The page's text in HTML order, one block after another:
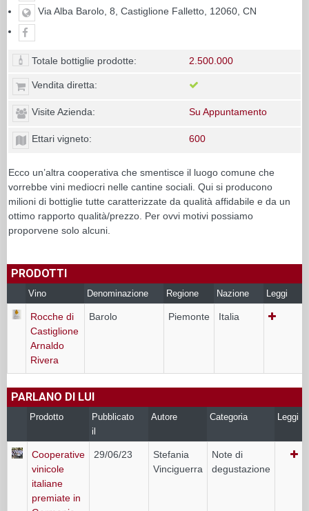
Via Alba Barolo, 8, Castiglione Falletto, 12060, CN
Totale bottiglie prodotte: 2.500.000
Vendita diretta:
Visite Azienda: Su Appuntamento
Ettari vigneto: 600
Ecco un’altra cooperativa che smentisce il luogo comune che
vorrebbe vini mediocri nelle cantine sociali. Qui si producono
milioni di bottiglie tutte caratterizzate da qualità affidabile e da un
ottimo rapporto qualità/prezzo. Per ovvi motivi possiamo
proporvene solo alcuni.
PRODOTTI
Vino Denominazione Regione Nazione Leggi
Rocche di
Castiglione
Arnaldo
Rivera
Barolo Piemonte Italia
PARLANO DI LUI
Prodotto
Pubblicato
il
Autore Categoria Leggi
Cooperative
vinicole
italiane
premiate in
29/06/23
Stefania
Vinciguerra
Note di
degustazione